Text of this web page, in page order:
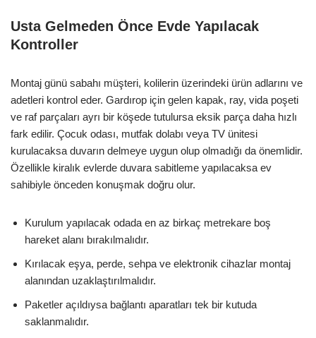
Usta Gelmeden Önce Evde Yapılacak
Kontroller
Montaj günü sabahı müşteri, kolilerin üzerindeki ürün adlarını ve
adetleri kontrol eder. Gardırop için gelen kapak, ray, vida poşeti
ve raf parçaları ayrı bir köşede tutulursa eksik parça daha hızlı
fark edilir. Çocuk odası, mutfak dolabı veya TV ünitesi
kurulacaksa duvarın delmeye uygun olup olmadığı da önemlidir.
Özellikle kiralık evlerde duvara sabitleme yapılacaksa ev
sahibiyle önceden konuşmak doğru olur.
Kurulum yapılacak odada en az birkaç metrekare boş
hareket alanı bırakılmalıdır.
Kırılacak eşya, perde, sehpa ve elektronik cihazlar montaj
alanından uzaklaştırılmalıdır.
Paketler açıldıysa bağlantı aparatları tek bir kutuda
saklanmalıdır.